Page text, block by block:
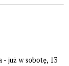
już w sobotę, 13